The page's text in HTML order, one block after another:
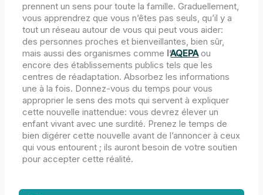
prennent un sens pour toute la famille. Graduellement,
vous apprendrez que vous n’êtes pas seuls, qu’il y a
tout un réseau autour de vous qui peut vous aider:
des personnes proches et bienveillantes, bien sûr,
mais aussi des organismes comme l’AQEPA ou
encore des établissements publics tels que les
centres de réadaptation. Absorbez les informations
une à la fois. Donnez-vous du temps pour vous
approprier le sens des mots qui servent à expliquer
cette nouvelle inattendue: vous devrez élever un
enfant vivant avec une surdité. Prenez le temps de
bien digérer cette nouvelle avant de l’annoncer à ceux
qui vous entourent ; ils auront besoin de votre soutien
pour accepter cette réalité.